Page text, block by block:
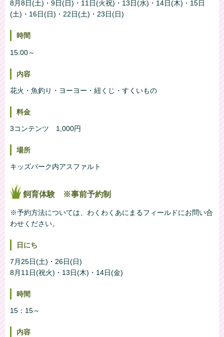
8月8日(土)・9日(日)・11日(火祝)・13日(水)・14日(木)・15日
(土)・16日(日)・22日(土)・23日(日)
時間
15:00～
内容
花火・魚釣り・ヨーヨー・紐くじ・すくいもの
料金
3コンテンツ 1,000円
場所
キッズパーク内アスファルト
飼育体験 ※事前予約制
※予約方法については、わくわくあにまるフィールドにお問い合
わせください。
日にち
7月25日(土)・26日(日)
8月11日(祝火)・13日(木)・14日(金)
時間
15：15～
内容